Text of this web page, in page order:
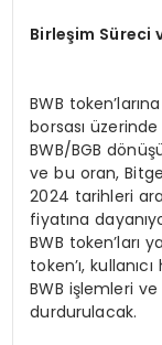
Birleşim Süreci
BWB
borsası
BWB/BGB
ve bu oran,
2024 tarihleri
fiyatına
BWB token’ları
token’ı,
BWB işlemleri
durdurulacak.